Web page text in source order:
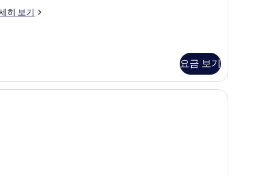
히 보기
요금 보기